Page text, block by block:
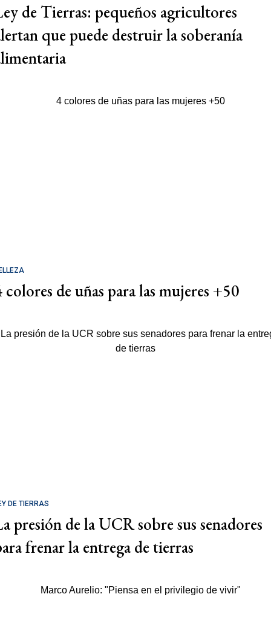
de Tierras: pequeños agricultores
que puede destruir la soberanía
colores de uñas para las mujeres +50
DE TIERRAS
presión de la UCR sobre sus senadores
frenar la entrega de tierras